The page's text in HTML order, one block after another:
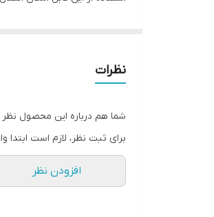
نظرات
شما هم درباره این محصول نظر
برای ثبت نظر، لازم است ابتدا
افزودن نظر